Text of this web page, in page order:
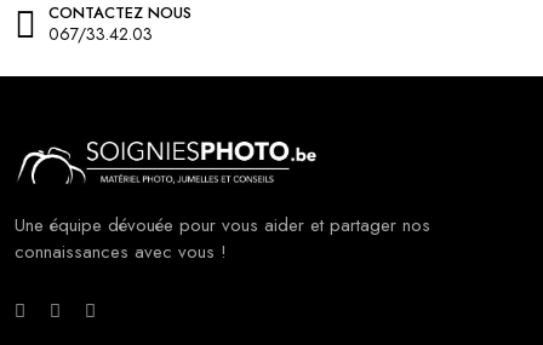
CONTACTEZ NOUS
067/33.42.03
Une équipe dévouée pour vous aider et partager nos
connaissances avec vous !